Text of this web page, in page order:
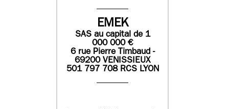
EMEK
SASau capital de 1
000 000€
6 rue Pierre Timbaud -
69200 VENISSIEUX
501 797 708 RCS LYON